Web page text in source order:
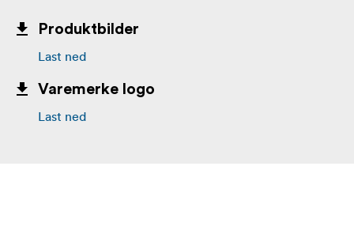
Produktbilder
Last ned
Varemerke logo
Last ned